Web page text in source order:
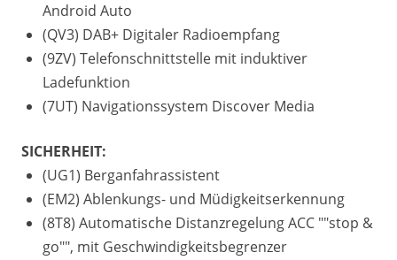
Android Auto
(QV3) DAB+ Digitaler Radioempfang
(9ZV) Telefonschnittstelle mit induktiver
Ladefunktion
(7UT) Navigationssystem Discover Media
SICHERHEIT:
(UG1) Berganfahrassistent
(EM2) Ablenkungs- und Müdigkeitserkennung
(8T8) Automatische Distanzregelung ACC ""stop &
go"", mit Geschwindigkeitsbegrenzer